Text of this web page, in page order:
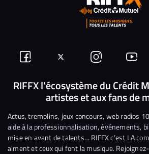
Suivez-
nous
Facebook
Suivez-
nous
sur
Twitter
Nous
rejoindre
sur
Instagram
Nous
sur
RIFFX l’écosystème du Crédit
artistes et aux fans de
Actus, tremplins, jeux concours, web radios
aide à la professionnalisation, événements,
mise en avant de talents… RIFFX c’est LA
aiment et ceux qui font la musique.